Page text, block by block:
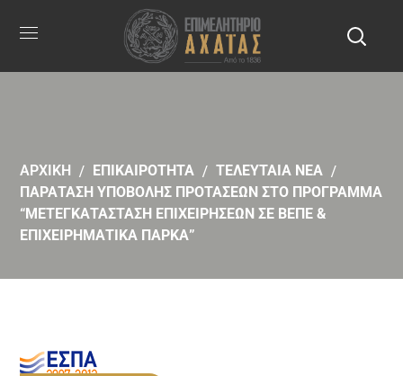
ΑΡΧΙΚΗ ΕΠΙΚΑΙΡΟΤΗΤΑ
ΤΕΛΕΥΤΑΙΑ ΝΕΑ
ΠΑΡΑΤΑΣΗ ΥΠΟΒΟΛΗΣ ΠΡΟΤΑΣΕΩΝ ΣΤΟ ΠΡΟΓΡΑΜΜΑ
“ΜΕΤΕΓΚΑΤΑΣΤΑΣΗ ΕΠΙΧΕΙΡΗΣΕΩΝ ΣΕ ΒΕΠΕ &
ΕΠΙΧΕΙΡΗΜΑΤΙΚΑ ΠΑΡΚΑ”